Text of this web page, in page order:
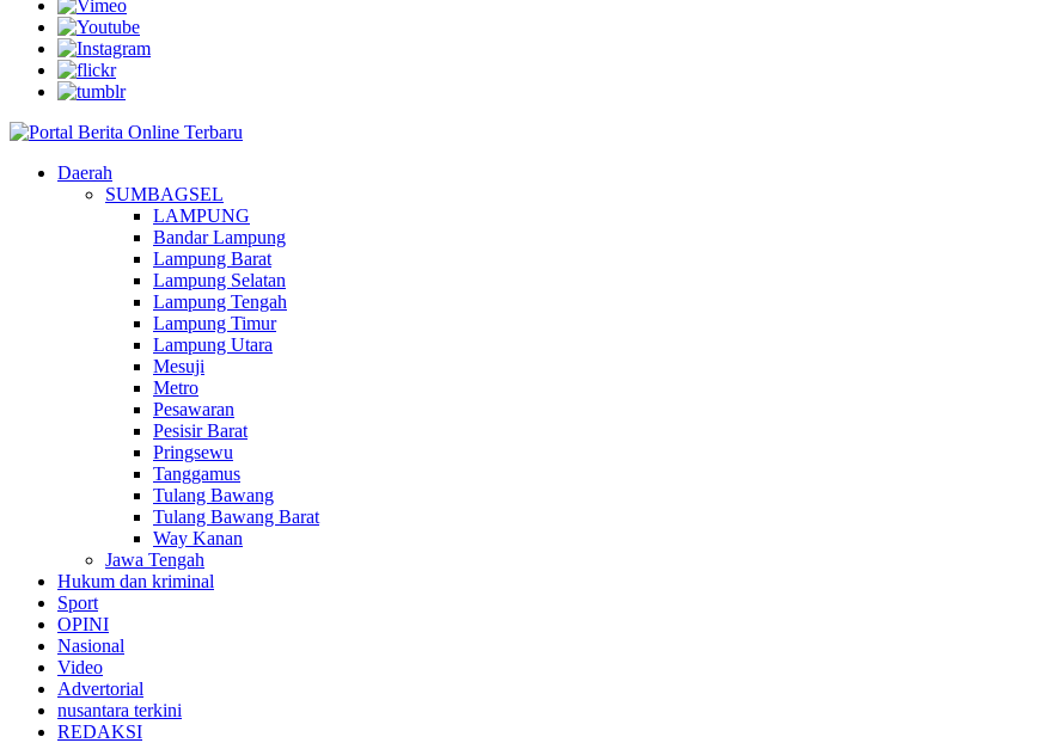
Daerah
SUMBAGSEL
LAMPUNG
Bandar Lampung
Lampung Barat
Lampung Selatan
Lampung Tengah
Lampung Timur
Lampung Utara
Mesuji
Metro
Pesawaran
Pesisir Barat
Pringsewu
Tanggamus
Tulang Bawang
Tulang Bawang Barat
Way Kanan
Jawa Tengah
Hukum dan kriminal
Sport
OPINI
Nasional
Video
Advertorial
nusantara terkini
REDAKSI